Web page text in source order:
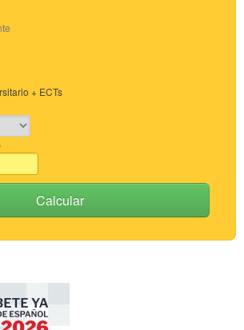
+ ECTs
Calcular